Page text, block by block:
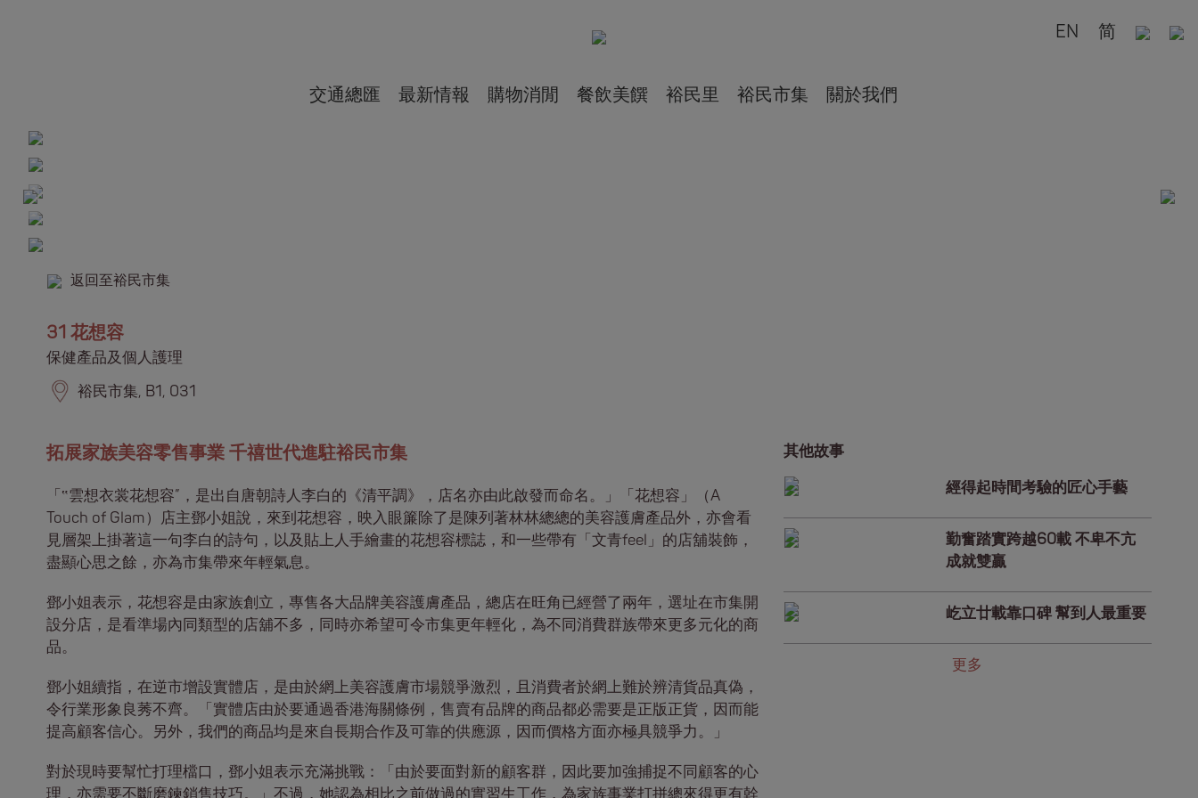
EN 简
交通總匯 最新情報 購物消閒 餐飲美饌 裕民里 裕民市集 關於我們
返回至裕民市集
31 花想容
保健產品及個人護理
裕民市集, B1, 031
拓展家族美容零售事業 千禧世代進駐裕民市集
「‟雲想衣裳花想容”，是出自唐朝詩人李白的《清平調》，店名亦由此啟發而命名。」「花想容」（A
Touch of Glam）店主鄧小姐說，來到花想容，映入眼簾除了是陳列著林林總總的美容護膚產品外，亦會看
見層架上掛著這一句李白的詩句，以及貼上人手繪畫的花想容標誌，和一些帶有「文青feel」的店舖裝飾，
盡顯心思之餘，亦為市集帶來年輕氣息。
鄧小姐表示，花想容是由家族創立，專售各大品牌美容護膚產品，總店在旺角已經營了兩年，選址在市集開
設分店，是看準場內同類型的店舖不多，同時亦希望可令市集更年輕化，為不同消費群族帶來更多元化的商
品。
鄧小姐續指，在逆市增設實體店，是由於網上美容護膚市場競爭激烈，且消費者於網上難於辨清貨品真偽，
令行業形象良莠不齊。「實體店由於要通過香港海關條例，售賣有品牌的商品都必需要是正版正貨，因而能
提高顧客信心。另外，我們的商品均是來自長期合作及可靠的供應源，因而價格方面亦極具競爭力。」
對於現時要幫忙打理檔口，鄧小姐表示充滿挑戰：「由於要面對新的顧客群，因此要加強捕捉不同顧客的心
理，亦需要不斷磨鍊銷售技巧。」不過，她認為相比之前做過的實習生工作，為家族事業打拼總來得更有幹
其他故事
經得起時間考驗的匠心手藝
勤奮踏實跨越60載 不卑不亢
成就雙贏
屹立廿載靠口碑 幫到人最重要
更多